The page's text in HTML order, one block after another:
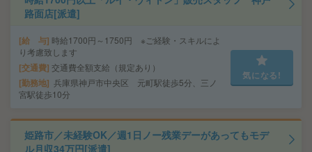
路面店[派遣]
給 与 時給1700円～1750円 ※ご経験・スキルによ
り考慮致します
交通費 交通費全額支給（規定あり）
勤務地 兵庫県神戸市中央区 元町駅徒歩5分、三ノ
宮駅徒歩10分
気になる!
姫路市／未経験OK／週1日ノー残業デーがあってもモデ
ル月収34万円[派遣]